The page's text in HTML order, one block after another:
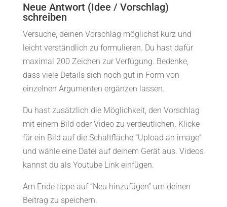
Neue Antwort (Idee / Vorschlag)
schreiben
Versuche, deinen Vorschlag möglichst kurz und
leicht verständlich zu formulieren. Du hast dafür
maximal 200 Zeichen zur Verfügung. Bedenke,
dass viele Details sich noch gut in Form von
einzelnen Argumenten ergänzen lassen.
Du hast zusätzlich die Möglichkeit, den Vorschlag
mit einem Bild oder Video zu verdeutlichen. Klicke
für ein Bild auf die Schaltfläche “Upload an image”
und wähle eine Datei auf deinem Gerät aus. Videos
kannst du als Youtube Link einfügen.
Am Ende tippe auf “Neu hinzufügen” um deinen
Beitrag zu speichern.